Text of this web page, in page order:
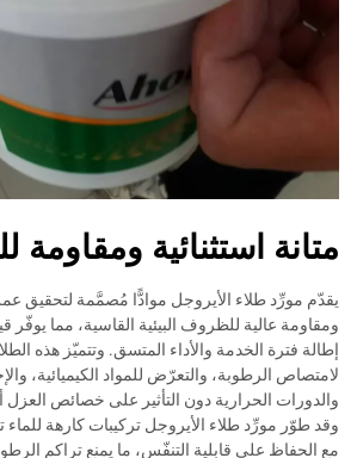
متانة استثنائية ومقاومة
يقدّم مورِّد طلاء الأيروجل موادًّا مُصمَّمة لتحقيق
ومقاومة عالية للظروف البيئية القاسية، مما يوفّر
إطالة فترة الخدمة والأداء المتسق. وتتميّز هذه
لامتصاص الرطوبة، والتعرّض للمواد الكيميائية،
والدورات الحرارية دون التأثير على خصائص العزل أو
وقد طوّر مورِّد طلاء الأيروجل تركيبات كارهة للماء
مع الحفاظ على قابلية التنفّس، ما يمنع تراكم